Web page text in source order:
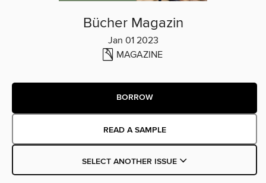
Bücher Magazin
Jan 01 2023
MAGAZINE
BORROW
READ A SAMPLE
SELECT ANOTHER ISSUE